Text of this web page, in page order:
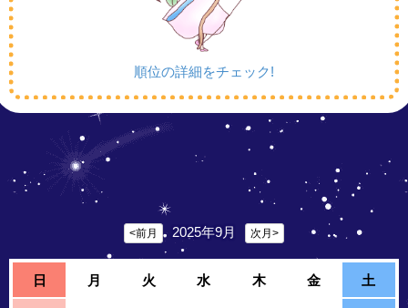
順位の詳細をチェック!
<前月 2025年9月 次月>
日 月 火 水 木 金 土